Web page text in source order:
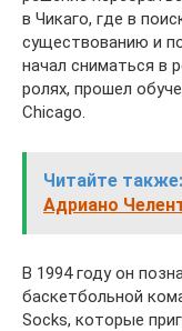
в Чикаго, где в
существованию и
начал сниматься в
ролях, прошел
Chicago.
Читайте также:
Адриано
В 1994 году он
баскетбольной
Socks, которые